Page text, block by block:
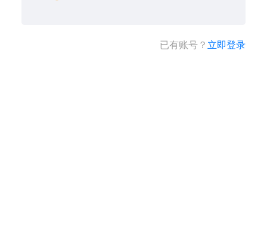
已有账号？ 立即登录